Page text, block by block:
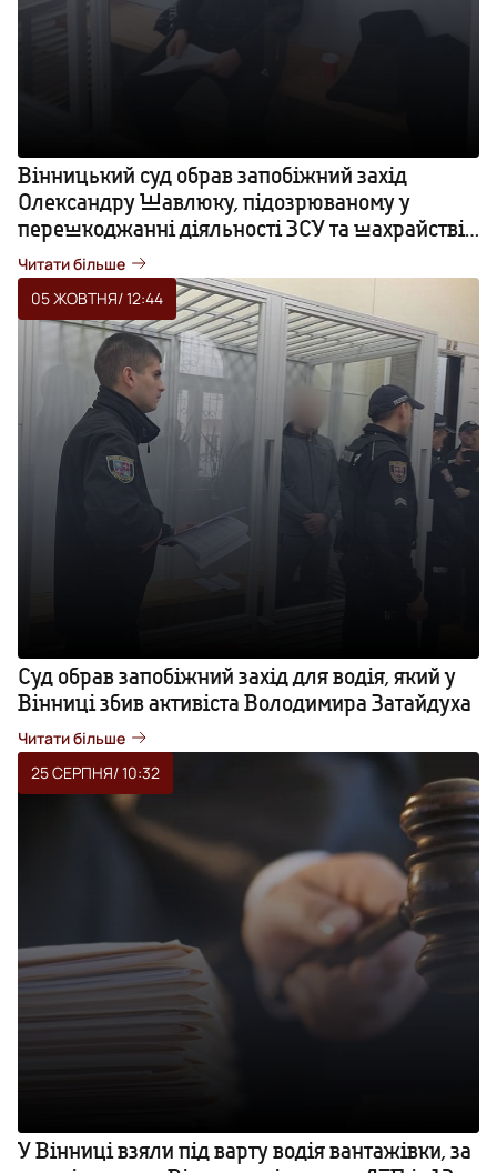
Вінницький суд обрав запобіжний захід
Олександру Шавлюку, підозрюваному у
перешкоджанні діяльності ЗСУ та шахрайстві.
ФОТО
Читати більше
05 ЖОВТНЯ/ 12:44
Суд обрав запобіжний захід для водія, який у
Вінниці збив активіста Володимира Затайдуха
Читати більше
25 СЕРПНЯ/ 10:32
У Вінниці взяли під варту водія вантажівки, за